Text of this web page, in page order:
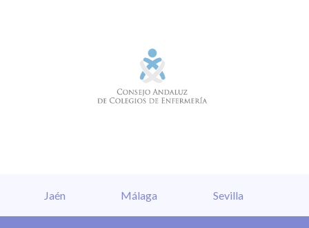
Jaén Málaga Sevilla